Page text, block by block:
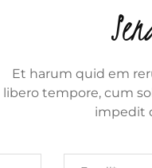
Et harum quid em
libero tempore, cum
impedit